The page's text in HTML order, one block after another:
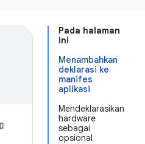
Pada halaman
ini
Menambahkan
deklarasi ke
manifes
aplikasi
Mendeklarasikan
hardware
sebagai
opsional